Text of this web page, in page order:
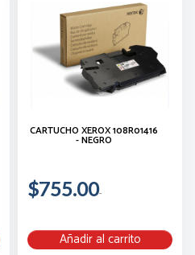
CARTUCHO XEROX 108R01416
- NEGRO
$755.00
Añadir al carrito